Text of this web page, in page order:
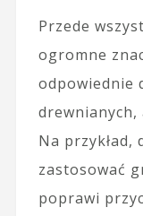
Przede
ogromne
odpowiednie
drewnianych,
Na przykład,
zastosować
poprawi